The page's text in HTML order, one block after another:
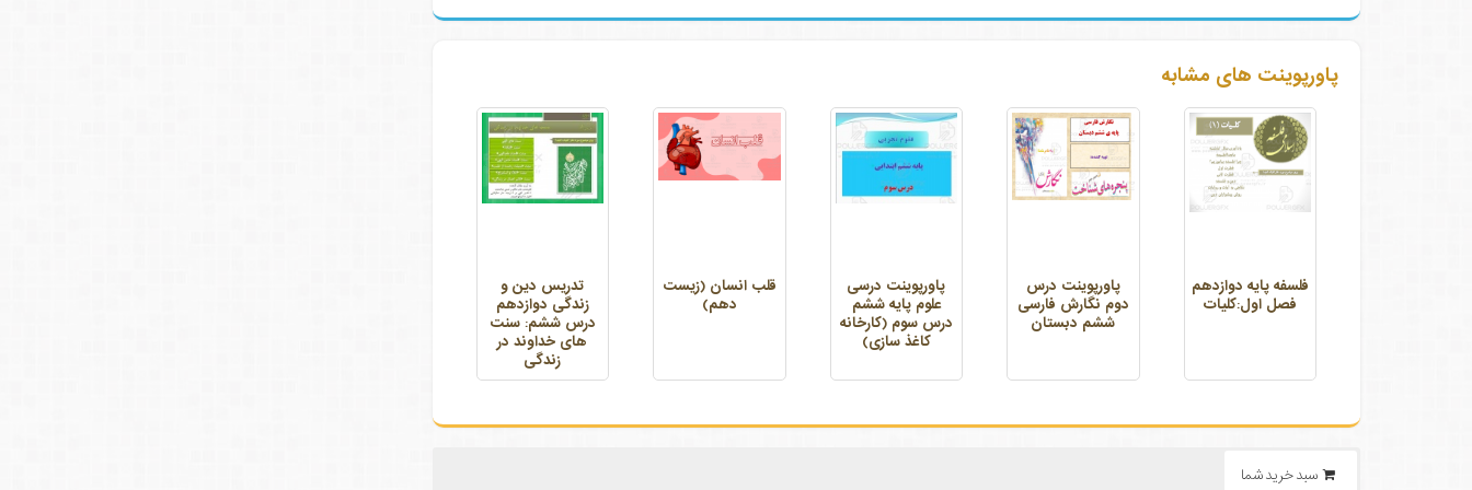
پاورپوینت های مشابه
فلسفه پایه دوازدهم
فصل اول:کلیات
پاورپوینت درس
دوم نگارش فارسی
ششم دبستان
پاورپوینت درسی
علوم پایه ششم
درس سوم (کارخانه
کاغذ سازی)
قلب انسان (زیست
دهم)
تدریس دین و
زندگی دوازدهم
درس ششم: سنت
های خداوند در
زندگی
سبد خرید شما